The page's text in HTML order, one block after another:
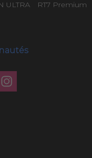
ULTRA RT7 Premium